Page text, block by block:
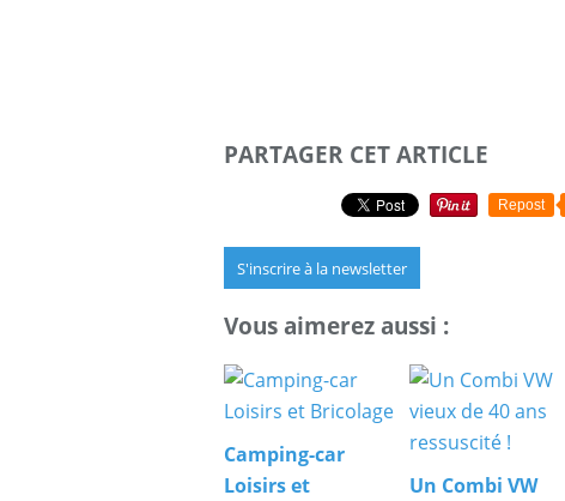
PARTAGER CET ARTICLE
Repost
S'inscrire à la newsletter
Vous aimerez aussi :
Camping-car
Loisirs et
Un Combi VW